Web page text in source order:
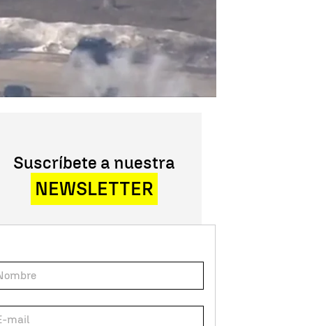
Suscríbete a nuestra
NEWSLETTER